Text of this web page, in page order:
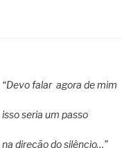
“Devo falar agora de mim
isso seria um passo
na direção do silêncio…”